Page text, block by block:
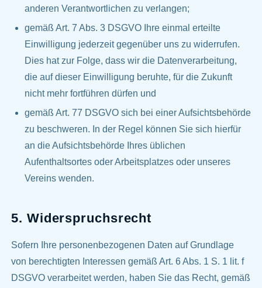
anderen Verantwortlichen zu verlangen;
gemäß Art. 7 Abs. 3 DSGVO Ihre einmal erteilte
Einwilligung jederzeit gegenüber uns zu widerrufen.
Dies hat zur Folge, dass wir die Datenverarbeitung,
die auf dieser Einwilligung beruhte, für die Zukunft
nicht mehr fortführen dürfen und
gemäß Art. 77 DSGVO sich bei einer Aufsichtsbehörde
zu beschweren. In der Regel können Sie sich hierfür
an die Aufsichtsbehörde Ihres üblichen
Aufenthaltsortes oder Arbeitsplatzes oder unseres
Vereins wenden.
5. Widerspruchsrecht
Sofern Ihre personenbezogenen Daten auf Grundlage
von berechtigten Interessen gemäß Art. 6 Abs. 1 S. 1 lit. f
DSGVO verarbeitet werden, haben Sie das Recht, gemäß